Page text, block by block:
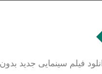
2024 دانلود فیلم سینمایی جدید